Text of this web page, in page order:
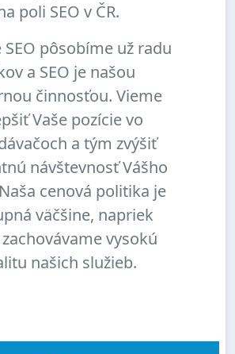
poli SEO v ČR.
SEO pôsobíme už radu
a SEO je našou
činnosťou. Vieme
Vaše pozície vo
a tým zvýšiť
návštevnosť Vášho
cenová politika je
väčšine, napriek
vysokú
našich služieb.